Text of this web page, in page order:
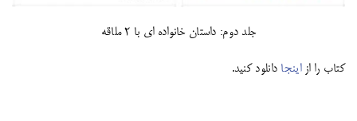
جلد دوم: داستان خانواده ای با 2 ملاقه
کتاب را ازاینجا دانلود کنید.